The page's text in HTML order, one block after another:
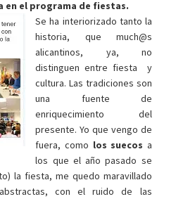
en el programa de fiestas.
Se ha interiorizado tanto la
historia, que much@s
alicantinos, ya, no
distinguen entre fiesta y
cultura. Las tradiciones son
una fuente de
enriquecimiento del
presente. Yo que vengo de
fuera, como los suecos a
los que el año pasado se
la fiesta, me quedo maravillado
con el ruido de las